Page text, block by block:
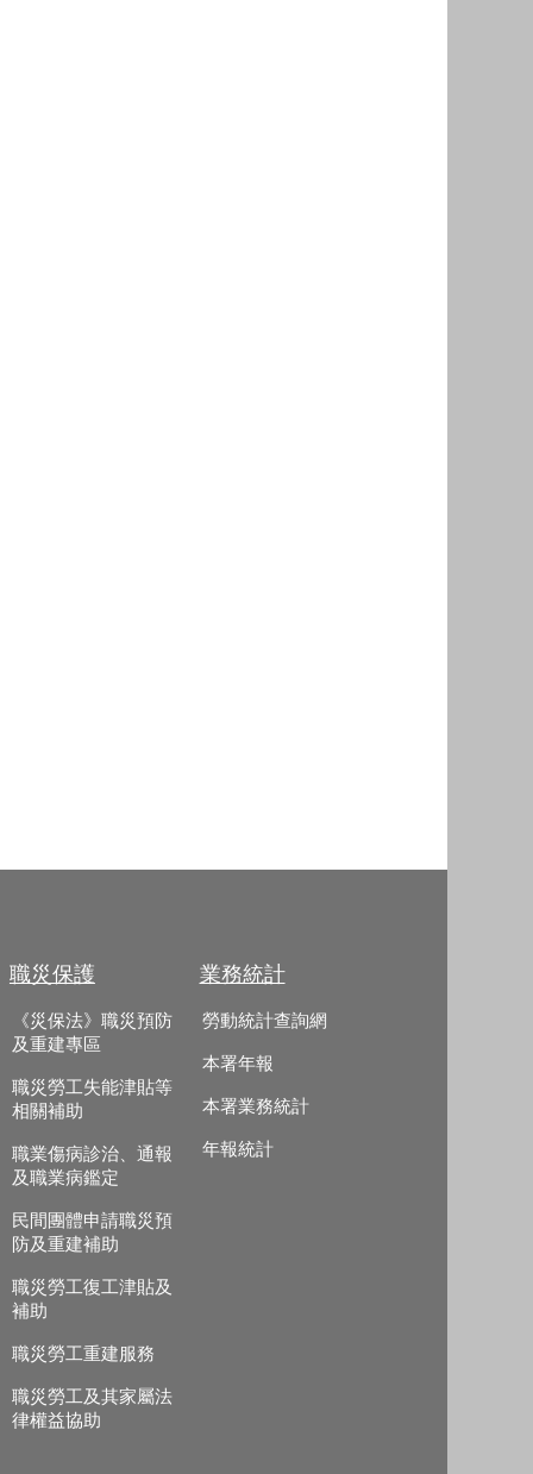
職災保護
《災保法》職災預防
及重建專區
職災勞工失能津貼等
相關補助
職業傷病診治、通報
及職業病鑑定
民間團體申請職災預
防及重建補助
職災勞工復工津貼及
補助
職災勞工重建服務
職災勞工及其家屬法
律權益協助
業務統計
勞動統計查詢網
本署年報
本署業務統計
年報統計